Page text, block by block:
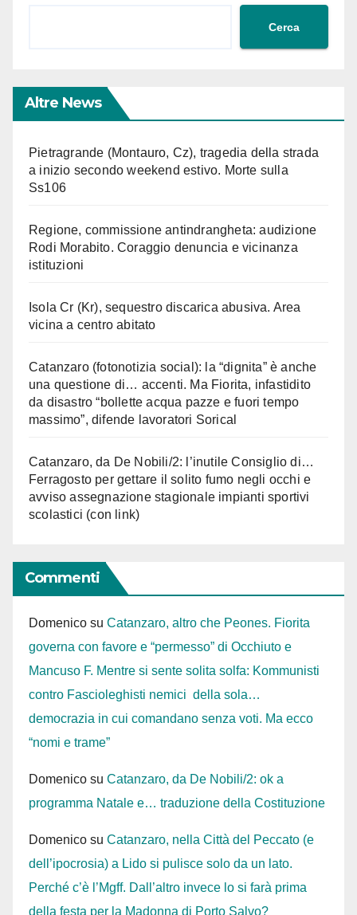
Cerca
Altre News
Pietragrande (Montauro, Cz), tragedia della strada
a inizio secondo weekend estivo. Morte sulla
Ss106
Regione, commissione antindrangheta: audizione
Rodi Morabito. Coraggio denuncia e vicinanza
istituzioni
Isola Cr (Kr), sequestro discarica abusiva. Area
vicina a centro abitato
Catanzaro (fotonotizia social): la “dignita” è anche
una questione di… accenti. Ma Fiorita, infastidito
da disastro “bollette acqua pazze e fuori tempo
massimo”, difende lavoratori Sorical
Catanzaro, da De Nobili/2: l’inutile Consiglio di…
Ferragosto per gettare il solito fumo negli occhi e
avviso assegnazione stagionale impianti sportivi
scolastici (con link)
Commenti
Domenico su Catanzaro, altro che Peones. Fiorita
governa con favore e “permesso” di Occhiuto e
Mancuso F. Mentre si sente solita solfa: Kommunisti
contro Fascioleghisti nemici della sola…
democrazia in cui comandano senza voti. Ma ecco
“nomi e trame”
Domenico su Catanzaro, da De Nobili/2: ok a
programma Natale e… traduzione della Costituzione
Domenico su Catanzaro, nella Città del Peccato (e
dell’ipocrosia) a Lido si pulisce solo da un lato.
Perché c’è l’Mgff. Dall’altro invece lo si farà prima
della festa per la Madonna di Porto Salvo?